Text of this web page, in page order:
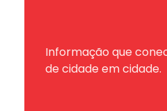
Informação que
de cidade em cidade.